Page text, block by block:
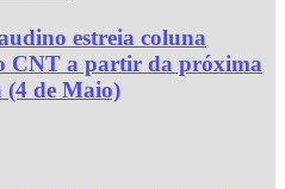
estreia coluna
CNT a partir da próxima
(4 de Maio)